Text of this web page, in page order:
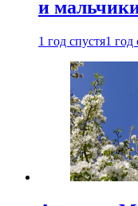
и
1 год спустя1 год